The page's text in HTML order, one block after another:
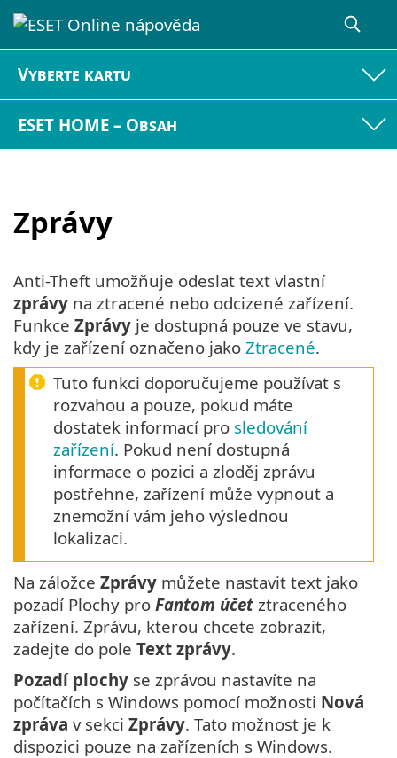
Vyberte kartu
ESET HOME – Obsah
Zprávy
Anti-Theft umožňuje odeslat text vlastní
zprávy na ztracené nebo odcizené zařízení.
Funkce Zprávy je dostupná pouze ve stavu,
kdy je zařízení označeno jako Ztracené.
Tuto funkci doporučujeme používat s
rozvahou a pouze, pokud máte
dostatek informací pro sledování
zařízení. Pokud není dostupná
informace o pozici a zloděj zprávu
postřehne, zařízení může vypnout a
znemožní vám jeho výslednou
lokalizaci.
Na záložce Zprávy můžete nastavit text jako
pozadí Plochy pro Fantom účet ztraceného
zařízení. Zprávu, kterou chcete zobrazit,
zadejte do pole Text zprávy.
Pozadí plochy se zprávou nastavíte na
počítačích s Windows pomocí možnosti Nová
zpráva v sekci Zprávy. Tato možnost je k
dispozici pouze na zařízeních s Windows.